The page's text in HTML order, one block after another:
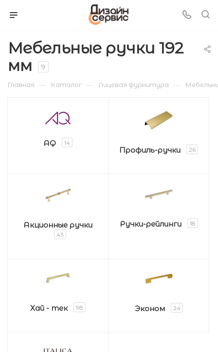
Мебельные ручки 192
мм
9
Главная — Каталог — Лицевая фурнитура —
AQ 14
Профиль-ручки 26
Акционные ручки
43
Ручки-рейлинги 18
Хай - тек 98 Эконом 24